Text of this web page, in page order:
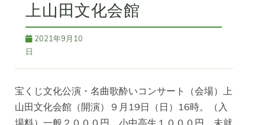
上山田文化会館
2021年9月10
日
宝くじ文化公演・名曲歌酔いコンサート（会場）上
山田文化会館（開演）９月19日（日）16時。（入